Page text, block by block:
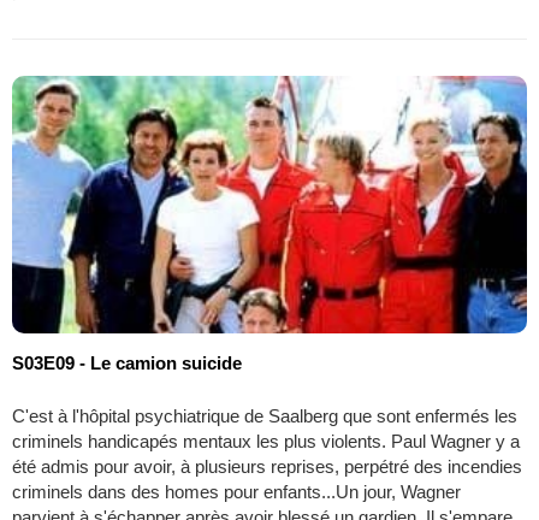
S03E09 - Le camion suicide
C'est à l'hôpital psychiatrique de Saalberg que sont enfermés les
criminels handicapés mentaux les plus violents. Paul Wagner y a
été admis pour avoir, à plusieurs reprises, perpétré des incendies
criminels dans des homes pour enfants...Un jour, Wagner